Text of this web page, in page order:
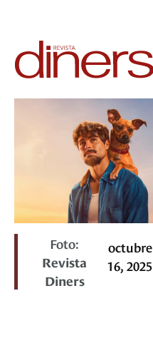
Foto:
Revista
Diners
octubre
16, 2025